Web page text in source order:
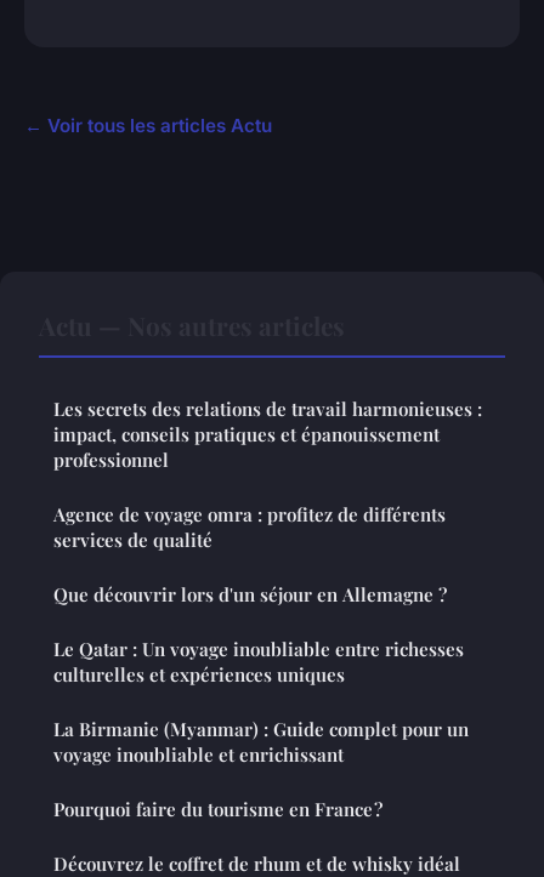
← Voir tous les articles Actu
Les secrets des relations de travail harmonieuses :
impact, conseils pratiques et épanouissement
professionnel
Agence de voyage omra : profitez de différents
services de qualité
Que découvrir lors d'un séjour en Allemagne ?
Le Qatar : Un voyage inoubliable entre richesses
culturelles et expériences uniques
La Birmanie (Myanmar) : Guide complet pour un
voyage inoubliable et enrichissant
Pourquoi faire du tourisme en France ?
Découvrez le coffret de rhum et de whisky idéal